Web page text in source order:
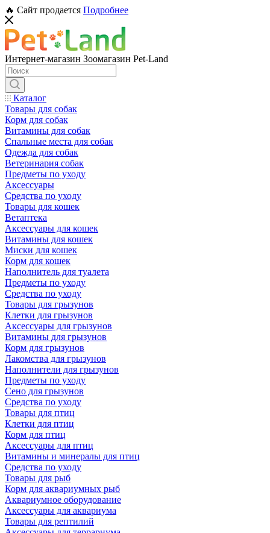
🔥 Сайт продается Подробнее
Интернет-магазин Зоомагазин Pet-Land
Каталог
Товары для собак
Корм для собак
Витамины для собак
Спальные места для собак
Одежда для собак
Ветеринария собак
Предметы по уходу
Аксессуары
Средства по уходу
Товары для кошек
Ветаптека
Аксессуары для кошек
Витамины для кошек
Миски для кошек
Корм для кошек
Наполнитель для туалета
Предметы по уходу
Средства по уходу
Товары для грызунов
Клетки для грызунов
Аксессуары для грызунов
Витамины для грызунов
Корм для грызунов
Лакомства для грызунов
Наполнители для грызунов
Предметы по уходу
Сено для грызунов
Средства по уходу
Товары для птиц
Клетки для птиц
Корм для птиц
Аксессуары для птиц
Витамины и минералы для птиц
Средства по уходу
Товары для рыб
Корм для аквариумных рыб
Аквариумное оборудование
Аксессуары для аквариума
Товары для рептилий